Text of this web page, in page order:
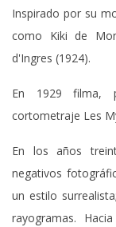
Inspirado por su
como Kiki de
d'Ingres (1924).
En 1929 filma,
cortometraje Les
En los años
negativos
un estilo
rayogramas.